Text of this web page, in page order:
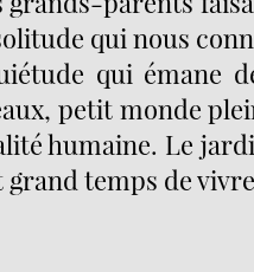
qui nous
qui émane
petit monde
humaine. Le
grand temps de